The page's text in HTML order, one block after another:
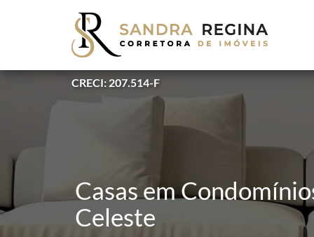
CRECI: 207.514-F
Casas em
Celeste